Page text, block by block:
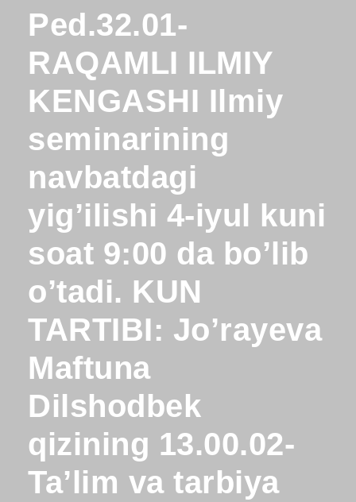
Ped.32.01-
RAQAMLI ILMIY
KENGASHI Ilmiy
seminarining
navbatdagi
yig’ilishi 4-iyul kuni
soat 9:00 da bo’lib
o’tadi. KUN
TARTIBI: Jo’rayeva
Maftuna
Dilshodbek
qizining 13.00.02-
Ta’lim va tarbiya